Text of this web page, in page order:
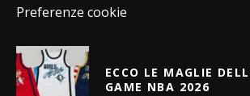
Preferenze cookie
ECCO LE MAGLIE
GAME NBA 2026